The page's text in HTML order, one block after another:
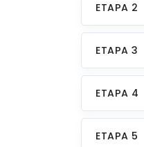
ETAPA 2
ETAPA 3
ETAPA 4
ETAPA 5